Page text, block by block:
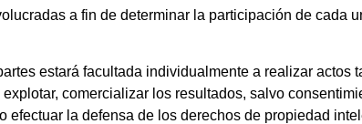
a fin de determinar la participación de cada
estará facultada individualmente a realizar actos
comercializar los resultados, salvo
la defensa de los derechos de propiedad